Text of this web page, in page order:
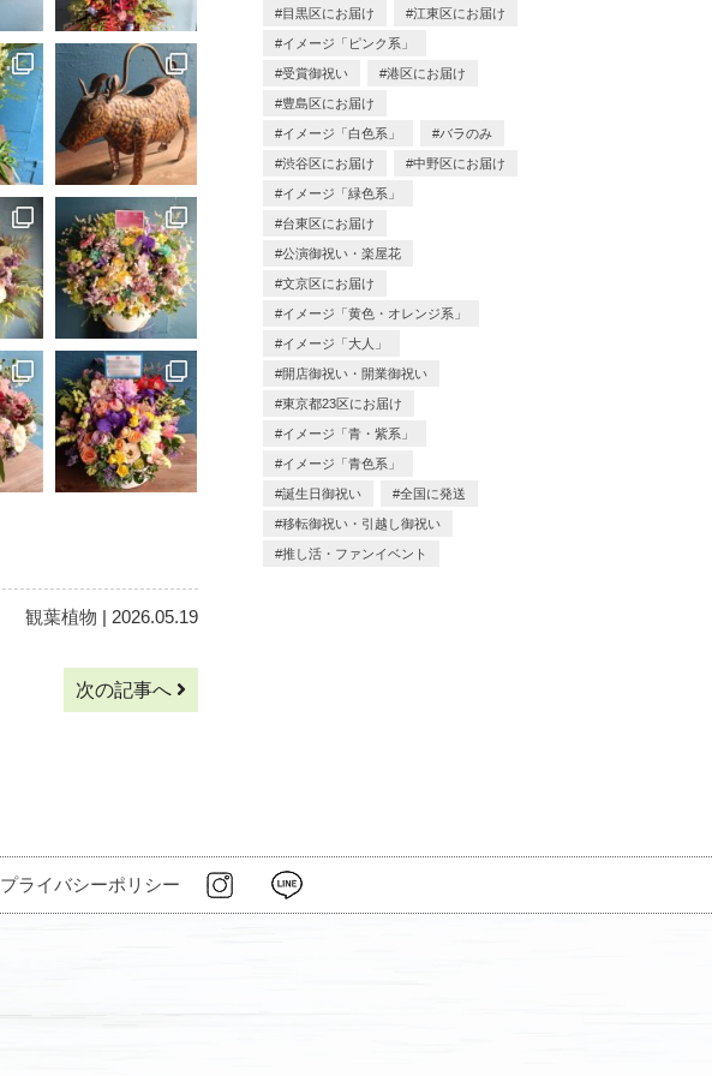
観葉植物 | 2026.05.19
次の記事へ
目黒区にお届け 江東区にお届け
イメージ「ピンク系」
受賞御祝い 港区にお届け
豊島区にお届け
イメージ「白色系」 バラのみ
渋谷区にお届け 中野区にお届け
イメージ「緑色系」
台東区にお届け
公演御祝い・楽屋花
文京区にお届け
イメージ「黄色・オレンジ系」
イメージ「大人」
開店御祝い・開業御祝い
東京都23区にお届け
イメージ「青・紫系」
イメージ「青色系」
誕生日御祝い 全国に発送
移転御祝い・引越し御祝い
推し活・ファンイベント
プライバシーポリシー